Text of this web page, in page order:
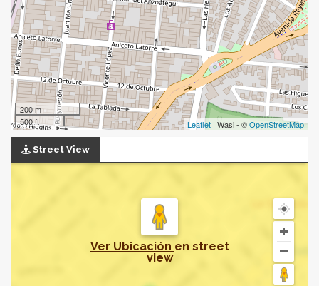
200 m
500 ft
Leaflet | Wasi - ©OpenStreetMap
Street View
Ver Ubicación en street
view